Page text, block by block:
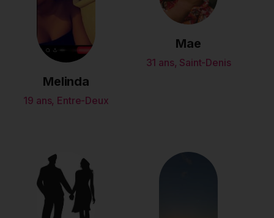
Melinda
19 ans, Entre-Deux
Mae
31 ans, Saint-Denis